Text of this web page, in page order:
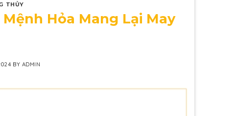
THỦY
Hỏa Mang Lại May
BY ADMIN